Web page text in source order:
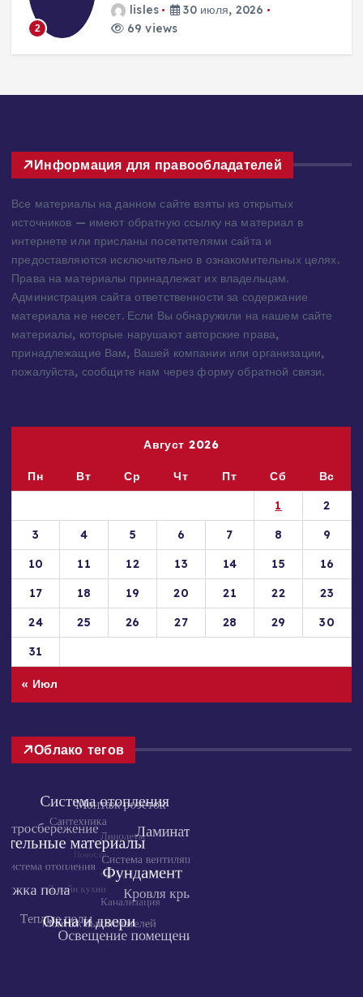
2
lisles
30 июля, 2026
69 views
Информация для правообладателей
Все материалы на данном сайте взяты из открытых
источников — имеют обратную ссылку на материал в
интернете или присланы посетителями сайта и
предоставляются исключительно в ознакомительных целях.
Права на материалы принадлежат их владельцам.
Администрация сайта ответственности за содержание
материала не несет. Если Вы обнаружили на нашем сайте
материалы, которые нарушают авторские права,
принадлежащие Вам, Вашей компании или организации,
пожалуйста, сообщите нам через форму обратной связи.
Август 2026
Пн Вт Ср Чт Пт Сб
Вс
1
2
3
4 5 6 7 8
9
10
11 12 13 14 15
16
17
18 19 20 21 22
23
24
25 26 27 28 29
30
31
« Июл
Облако тегов